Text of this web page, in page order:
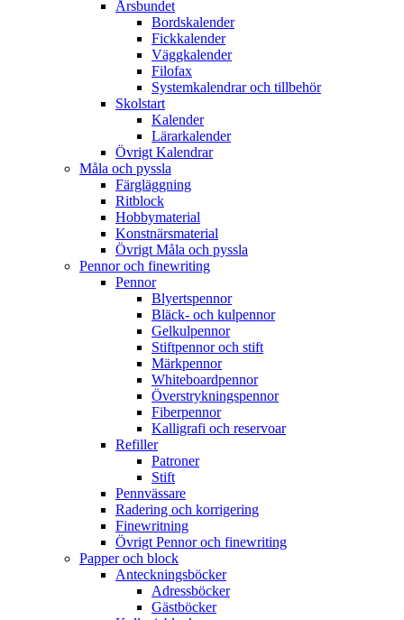
Årsbundet
Bordskalender
Fickkalender
Väggkalender
Filofax
Systemkalendrar och tillbehör
Skolstart
Kalender
Lärarkalender
Övrigt Kalendrar
Måla och pyssla
Färgläggning
Ritblock
Hobbymaterial
Konstnärsmaterial
Övrigt Måla och pyssla
Pennor och finewriting
Pennor
Blyertspennor
Bläck- och kulpennor
Gelkulpennor
Stiftpennor och stift
Märkpennor
Whiteboardpennor
Överstrykningspennor
Fiberpennor
Kalligrafi och reservoar
Refiller
Patroner
Stift
Pennvässare
Radering och korrigering
Finewritning
Övrigt Pennor och finewriting
Papper och block
Anteckningsböcker
Adressböcker
Gästböcker